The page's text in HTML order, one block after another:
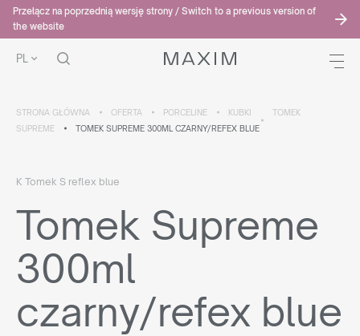
Przełącz na poprzednią wersję strony / Switch to a previous version of
the website
PL
STRONA GŁÓWNA OFERTA PORCELINE KUBKI
TOMEK
SUPREME
TOMEK SUPREME 300ML CZARNY/REFEX BLUE
K Tomek S reflex blue
Tomek Supreme
300ml
czarny/refex blue